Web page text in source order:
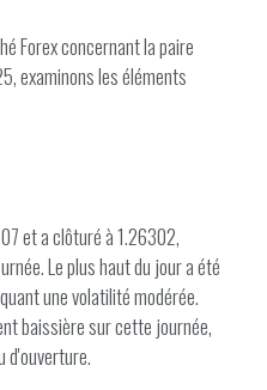
Forex concernant la paire
examinons les éléments
et a clôturé à 1.26302,
Le plus haut du jour a été
une volatilité modérée.
baissière sur cette journée,
d'ouverture.